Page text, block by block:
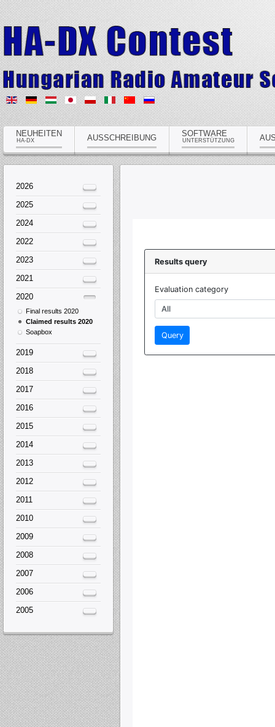
NEUHEITEN
HA-DX AUSSCHREIBUNG SOFTWARE
UNTERSTÜTZUNG
2026
2025
2024
2022
2023
2021
2020
Final results 2020
Claimed results 2020
Soapbox
2019
2018
2017
2016
2015
2014
2013
2012
2011
2010
2009
2008
2007
2006
2005